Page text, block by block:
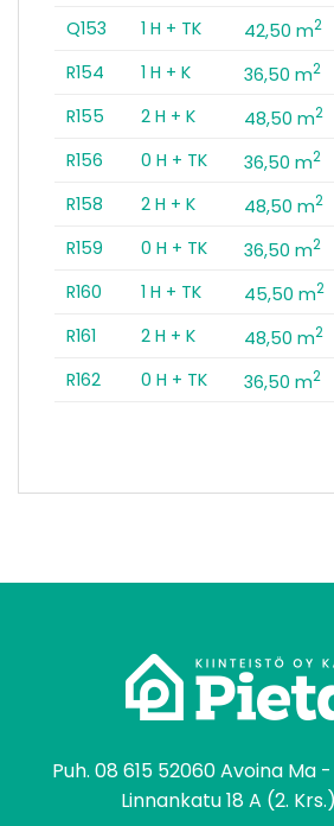
Q153
1 H + TK 42,50 m2
R154
1 H + K 36,50 m2
R155
2 H + K 48,50 m2
R156
0 H + TK 36,50 m2
R158
2 H + K 48,50 m2
R159
0 H + TK 36,50 m2
R160
1 H + TK 45,50 m2
R161
2 H + K 48,50 m2
R162
0 H + TK 36,50 m2
Puh. 08 615 52060Avoina Ma -
Linnankatu 18 A (2.